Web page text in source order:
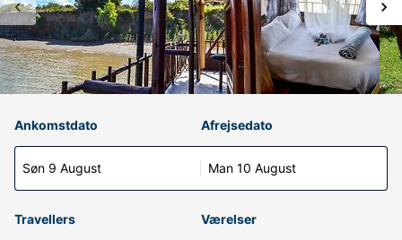
Ankomstdato
Søn 9 August
Afrejsedato
Man 10 August
Travellers Værelser